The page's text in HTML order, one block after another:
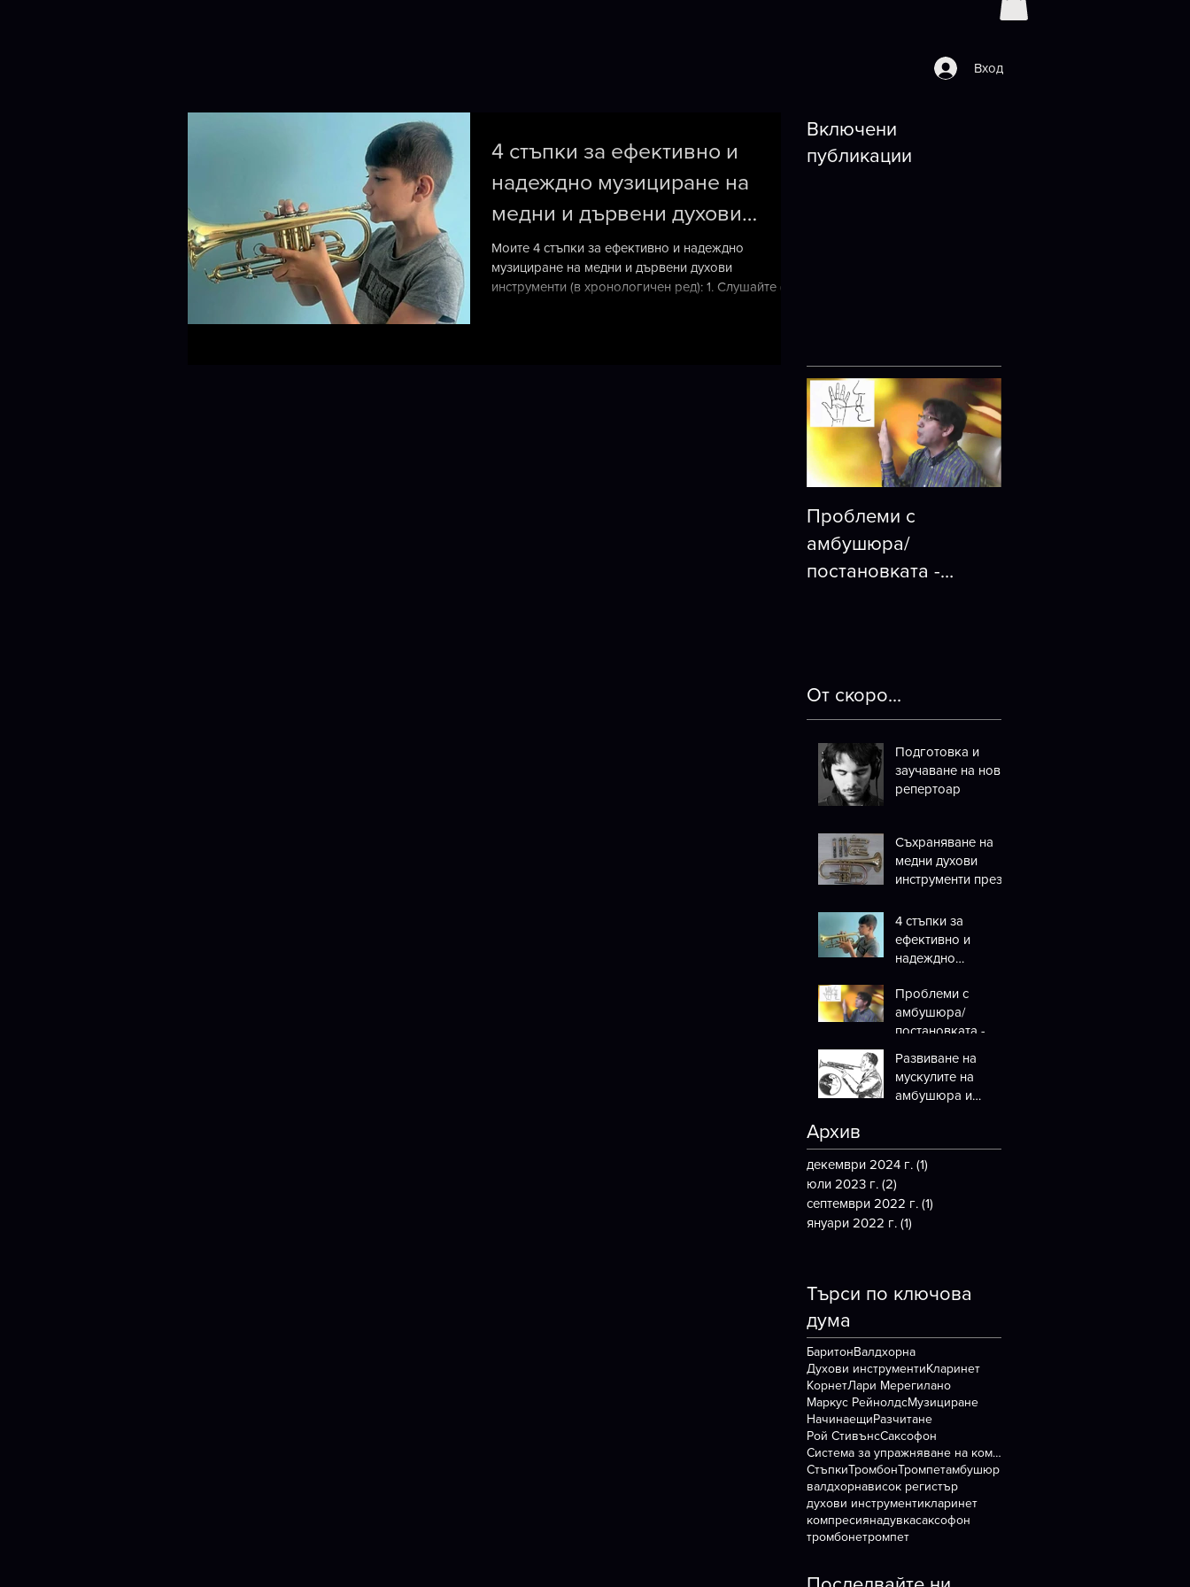
Вход
4 стъпки за ефективно и
надеждно музициране на
медни и дървени духови
инструменти
Моите 4 стъпки за ефективно и надеждно
музициране на медни и дървени духови
инструменти (в хронологичен ред): 1. Слушайте (не
Включени
публикации
Проблеми с
амбушюра/
постановката -
От скоро...
Подготовка и
заучаване на нов
репертоар
Съхраняване на
медни духови
инструменти през
4 стъпки за
ефективно и
надеждно
медни и дървени
духови
инструменти
Проблеми с
амбушюра/
постановката -
революция е
отговорът?
Развиване на
мускулите на
амбушюра и
използване при
свирене
Архив
декември 2024 г. (1)
юли 2023 г. (2)
септември 2022 г. (1)
януари 2022 г. (1)
Търси по ключова
дума
БаритонВалдхорна
Духови инструментиКларинет
КорнетЛари Мерегилано
Маркус РейнолдсМузициране
НачинаещиРазчитане
Рой СтивънсСаксофон
Система за упражняване на компресията
СтъпкиТромбонТромпетамбушюр
валдхорнависок регистър
духови инструментикларинет
компресиянадувкасаксофон
тромбонетромпет